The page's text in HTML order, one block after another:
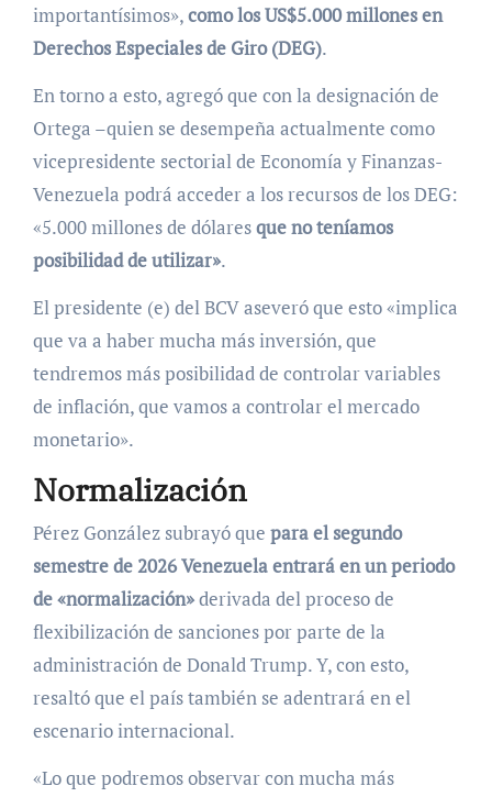
importantísimos»,como los US$5.000 millones en
Derechos Especiales de Giro (DEG).
En torno a esto, agregó que con la designación de
Ortega –quien se desempeña actualmente como
vicepresidente sectorial de Economía y Finanzas-
Venezuela podrá acceder a los recursos de los DEG:
«5.000 millones de dólaresque no teníamos
posibilidad de utilizar».
El presidente (e) del BCV aseveró que esto «implica
que va a haber mucha más inversión, que
tendremos más posibilidad de controlar variables
de inflación, que vamos a controlar el mercado
monetario».
Normalización
Pérez González subrayó que para el segundo
semestre de 2026 Venezuela entrará en un periodo
de «normalización»derivada del proceso de
flexibilización de sanciones por parte de la
administración de Donald Trump. Y, con esto,
resaltó que el país también se adentrará en el
escenario internacional.
«Lo que podremos observar con mucha más